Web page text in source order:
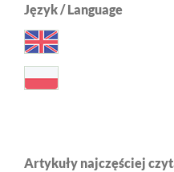
Język / Language
Artykuły najczęściej